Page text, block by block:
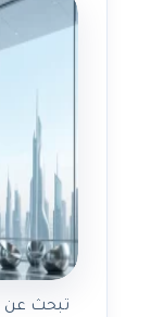
تبحث عن